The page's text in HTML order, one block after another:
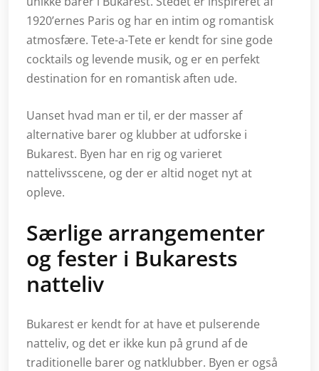
1920’ernes Paris og har en intim og romantisk
atmosfære. Tete-a-Tete er kendt for sine gode
cocktails og levende musik, og er en perfekt
destination for en romantisk aften ude.
Uanset hvad man er til, er der masser af
alternative barer og klubber at udforske i
Bukarest. Byen har en rig og varieret
nattelivsscene, og der er altid noget nyt at
opleve.
Særlige arrangementer
og fester i Bukarests
natteliv
Bukarest er kendt for at have et pulserende
natteliv, og det er ikke kun på grund af de
traditionelle barer og natklubber. Byen er også